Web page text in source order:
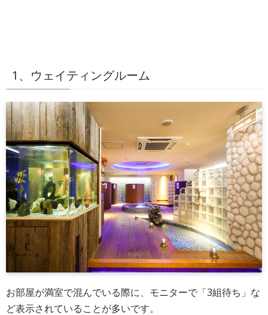
1、ウェイティングルーム
お部屋が満室で混んでいる際に、モニターで「3組待ち」な
ど表示されていることが多いです。